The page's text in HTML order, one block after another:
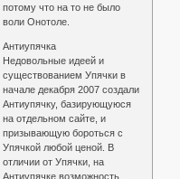
потому что на то не было
воли Онотоле.
Антиупячка
Недовольные идеей и
существованием Упячки в
начале декабря 2007 создали
Антиупячку, базирующуюся
на отдельном сайте, и
призывающую бороться с
Упячкой любой ценой. В
отличии от Упячки, на
Антиупячке возможность